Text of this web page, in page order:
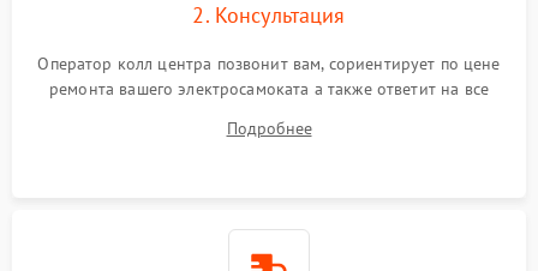
2. Консультация
Оператор колл центра позвонит вам, сориентирует по цене
ремонта вашего электросамоката а также ответит на все
Подробнее